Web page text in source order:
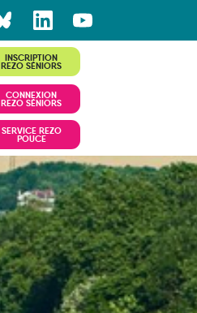
INSCRIPTION
REZO SÉNIORS
CONNEXION
REZO SÉNIORS
SERVICE REZO
POUCE